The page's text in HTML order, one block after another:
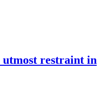
utmost restraint in